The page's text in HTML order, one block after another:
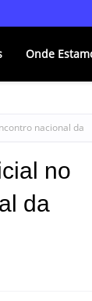
Onde
nacional da
no
da